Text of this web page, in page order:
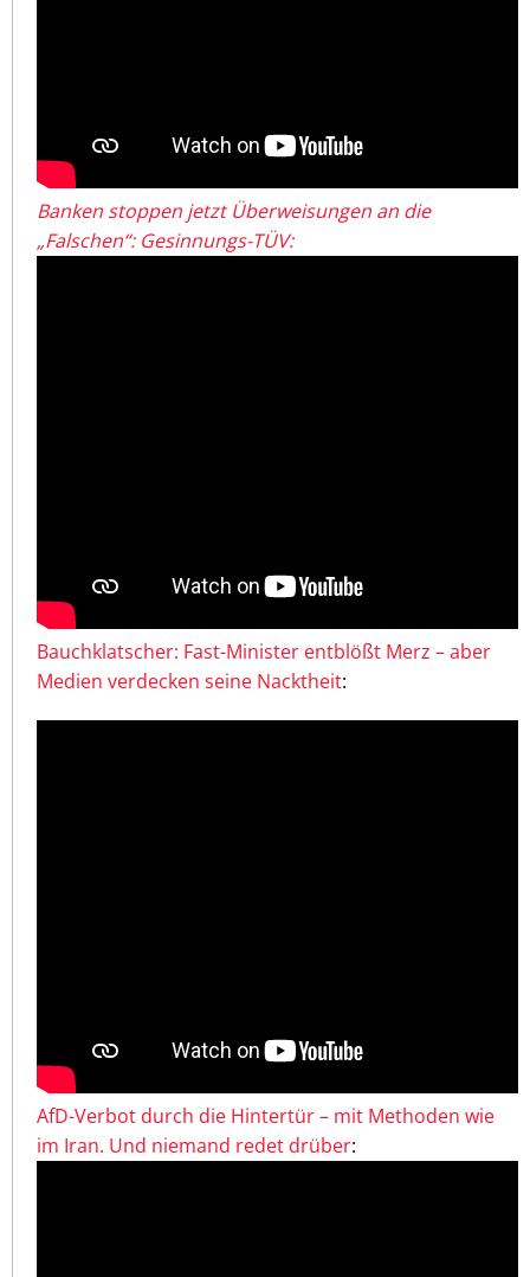
Banken stoppen jetzt Überweisungen an die
„Falschen“: Gesinnungs-TÜV:
Bauchklatscher: Fast-Minister entblößt Merz – aber
Medien verdecken seine Nacktheit:
AfD-Verbot durch die Hintertür – mit Methoden wie
im Iran. Und niemand redet drüber: